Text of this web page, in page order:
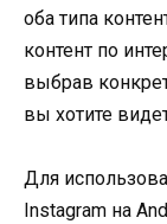
оба типа
контент по
выбрав
вы хотите
Для
Instagram на